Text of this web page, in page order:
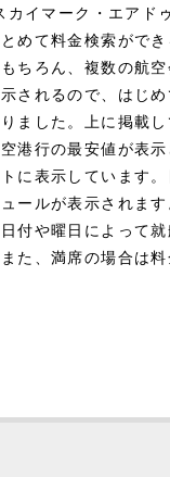
イマーク・エアド
めて料金検索がで
ちろん、複数の航
されるので、はじ
ました。上に掲載
港行の最安値が表
に表示しています
ールが表示されます
付や曜日によって
た、満席の場合は